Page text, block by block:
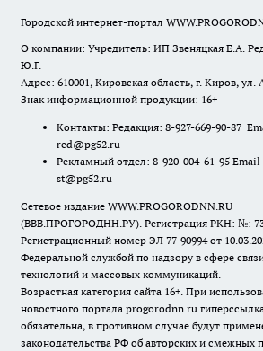
Городской интернет-портал
О компании: Учредитель: ИП Звеняцкая Е.А.
Ю.Г.
Адрес: 610001, Кировская область, г. Киров,
Знак информационной продукции: 16+
Контакты: Редакция: 8-927-669-90-87
red@pg52.ru
Рекламный отдел: 8-920-004-61-95
st@pg52.ru
Сетевое издание WWW.PROGORODNN.RU
(ВВВ.ПРОГОРОДНН.РУ). Регистрация РКН: №:
Регистрационный номер ЭЛ 77-90994 от
Федеральной службой по надзору в сфере
технологий и массовых коммуникаций.
Возрастная категория сайта 16+. При
новостного портала progorodnn.ru
обязательна, в противном случае будут
законодательства РФ об авторских и смежных